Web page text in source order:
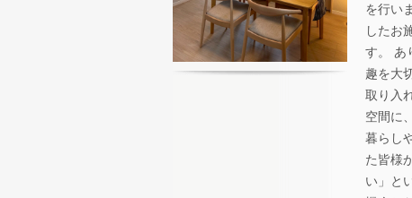
を行い
したお
す。 あ
趣を大
取り入
空間に
暮らし
た皆様
い」と